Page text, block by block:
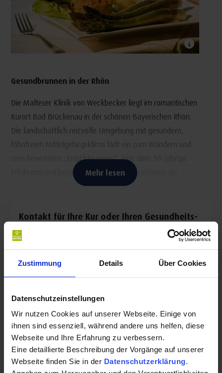
Zustimmung Details Über Cookies
Datenschutzeinstellungen
Wir nutzen Cookies auf unserer Webseite. Einige von
ihnen sind essenziell, während andere uns helfen, diese
Webseite und Ihre Erfahrung zu verbessern.
Eine detaillierte Beschreibung der Vorgänge auf unserer
Webseite finden Sie in der Datenschutzerklärung.
Gesundbrunnen in der Rhön
Die Malteser Klinik von Weckbecker liegt im romantischen
Kurort Bad Brückenau in der schönen Bayerischen Rhön.
Die landschaftlich reizvolle Umgebung mit gesundem,
föhnfreien Mittelgebirgsklima lädt ein zum Wandern und
zum bewussten „Entschleunigen“. Eine über 50-jährige
Erfahrung und begeisterte Stammgäste zeichnen die
Fachklinik für Heilfasten und Naturheilverfahren aus.
und wirkungsvolle Therapien:
Ärztlich betreutes Heilfasten nach Buchinger oder F.
X. Mayr
Darmsanierung – sanfte Colontherapie nach
Weckbecker
Hydrotherapie nach Kneipp
Das besondere Plus: Integriertes Zentrum für
osteopathische Schmerztherapie
Physiotherapie und Massagen
Mehr lesen
Kontakt für Ihre Kur oder Ihren Gesundheits-
Urlaub:
Fachklinik für Naturheilverfahren
Rupprechtstr. 20
Telefon:
+499741830
E-Mail: